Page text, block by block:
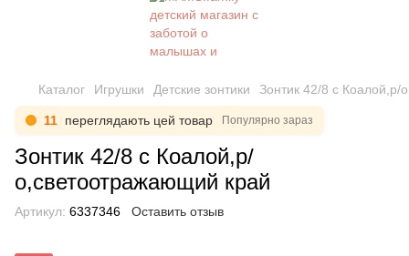
Каталог Игрушки Детские зонтики Зонтик 42/8 с
11 переглядають цей товар Популярно зараз
Зонтик 42/8 с Коалой,р/
о,светоотражающий край
Артикул: 6337346 Оставить отзыв